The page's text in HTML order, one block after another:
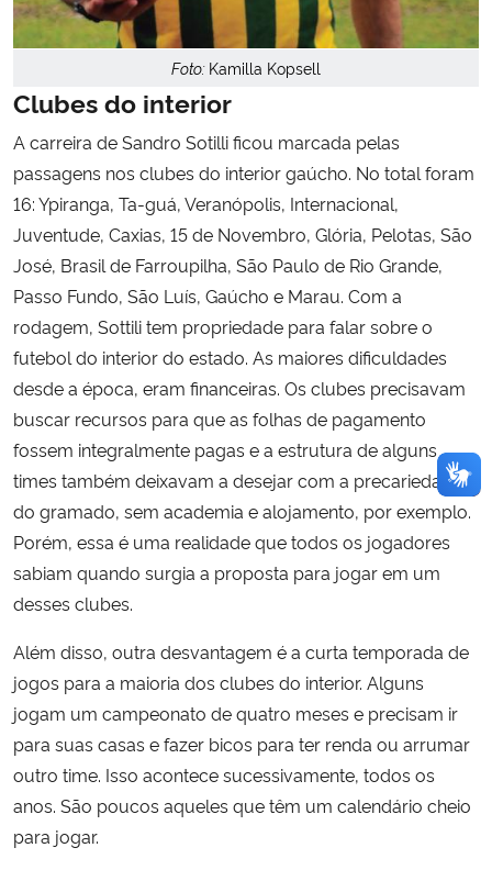
Foto: Kamilla Kopsell
Clubes do interior
A carreira de Sandro Sotilli ficou marcada pelas
passagens nos clubes do interior gaúcho. No total foram
16: Ypiranga, Ta-guá, Veranópolis, Internacional,
Juventude, Caxias, 15 de Novembro, Glória, Pelotas, São
José, Brasil de Farroupilha, São Paulo de Rio Grande,
Passo Fundo, São Luís, Gaúcho e Marau. Com a
rodagem, Sottili tem propriedade para falar sobre o
futebol do interior do estado. As maiores dificuldades
desde a época, eram financeiras. Os clubes precisavam
buscar recursos para que as folhas de pagamento
fossem integralmente pagas e a estrutura de alguns
times também deixavam a desejar com a precariedade
do gramado, sem academia e alojamento, por exemplo.
Porém, essa é uma realidade que todos os jogadores
sabiam quando surgia a proposta para jogar em um
desses clubes.
Além disso, outra desvantagem é a curta temporada de
jogos para a maioria dos clubes do interior. Alguns
jogam um campeonato de quatro meses e precisam ir
para suas casas e fazer bicos para ter renda ou arrumar
outro time. Isso acontece sucessivamente, todos os
anos. São poucos aqueles que têm um calendário cheio
para jogar.